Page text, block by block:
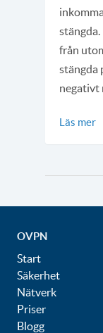
från
stängda
negativt
Läs mer
OVPN
Start
Säkerhet
Nätverk
Priser
Blogg